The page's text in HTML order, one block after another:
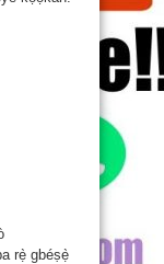
rẹ̀ gbéṣẹ̀